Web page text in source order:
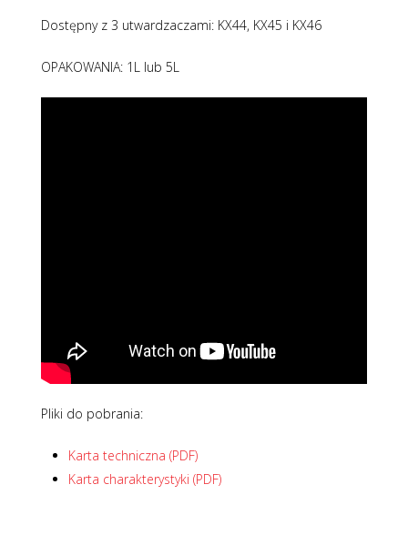
Dostępny z 3 utwardzaczami: KX44, KX45 i KX46
OPAKOWANIA: 1L lub 5L
Pliki do pobrania:
Karta techniczna (PDF)
Karta charakterystyki (PDF)